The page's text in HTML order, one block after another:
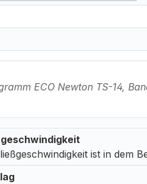
ECO Newton TS-14,
ist in dem